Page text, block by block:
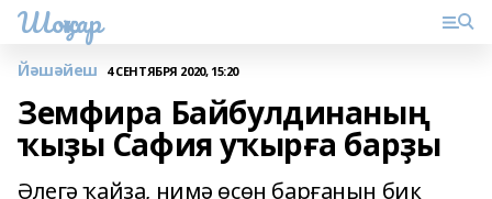
Шоңҡар
Йәшәйеш 4 СЕНТЯБРЯ 2020, 15:20
Земфира Байбулдинаның
ҡыҙы Сафия уҡырға барҙы
Әлегә ҡайҙа, нимә өсөн барғанын бик